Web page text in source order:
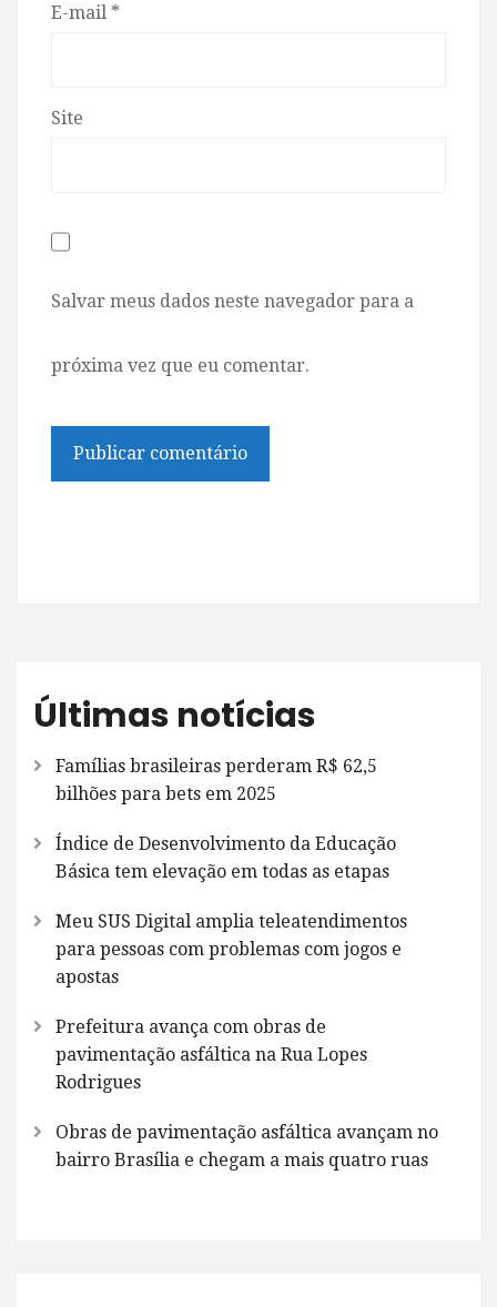
E-mail *
Site
Salvar meus dados neste navegador para a
próxima vez que eu comentar.
Últimas notícias
Famílias brasileiras perderam R$ 62,5
bilhões para bets em 2025
Índice de Desenvolvimento da Educação
Básica tem elevação em todas as etapas
Meu SUS Digital amplia teleatendimentos
para pessoas com problemas com jogos e
apostas
Prefeitura avança com obras de
pavimentação asfáltica na Rua Lopes
Rodrigues
Obras de pavimentação asfáltica avançam no
bairro Brasília e chegam a mais quatro ruas